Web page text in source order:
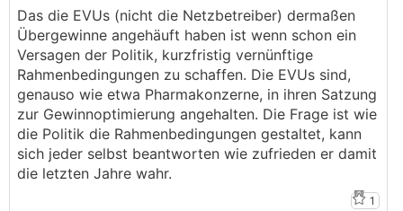
Das die EVUs (nicht die Netzbetreiber) dermaßen
Übergewinne angehäuft haben ist wenn schon ein
Versagen der Politik, kurzfristig vernünftige
Rahmenbedingungen zu schaffen. Die EVUs sind,
genauso wie etwa Pharmakonzerne, in ihren Satzung
zur Gewinnoptimierung angehalten. Die Frage ist wie
die Politik die Rahmenbedingungen gestaltet, kann
sich jeder selbst beantworten wie zufrieden er damit
die letzten Jahre wahr.
1